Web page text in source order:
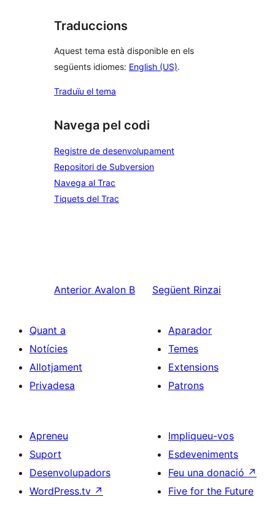
Traduccions
Aquest tema està disponible en els
següents idiomes: English (US).
Traduïu el tema
Navega pel codi
Registre de desenvolupament
Repositori de Subversion
Navega al Trac
Tiquets del Trac
Anterior Avalon B Següent Rinzai
Quant a
Notícies
Allotjament
Privadesa
Aparador
Temes
Extensions
Patrons
Apreneu
Suport
Desenvolupadors
WordPress.tv ↗
Impliqueu-vos
Esdeveniments
Feu una donació ↗
Five for the Future